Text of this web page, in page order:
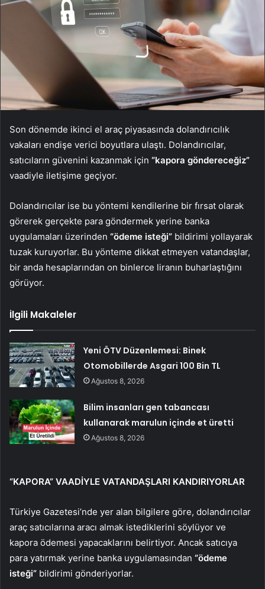
Son dönemde ikinci el araç piyasasında dolandırıcılık
vakaları endişe verici boyutlara ulaştı. Dolandırıcılar,
satıcıların güvenini kazanmak için “kapora göndereceğiz”
vaadiyle iletişime geçiyor.
Dolandırıcılar ise bu yöntemi kendilerine bir fırsat olarak
görerek gerçekte para göndermek yerine banka
uygulamaları üzerinden “ödeme isteği” bildirimi yollayarak
tuzak kuruyorlar. Bu yönteme dikkat etmeyen vatandaşlar,
bir anda hesaplarından on binlerce liranın buharlaştığını
görüyor.
İlgili Makaleler
Yeni ÖTV Düzenlemesi: Binek
Otomobillerde Asgari 100 Bin TL
Ağustos 8, 2026
Bilim insanları gen tabancası
kullanarak marulun içinde et üretti
Ağustos 8, 2026
“KAPORA” VAADİYLE VATANDAŞLARI KANDIRIYORLAR
Türkiye Gazetesi’nde yer alan bilgilere göre, dolandırıcılar
araç satıcılarına aracı almak istediklerini söylüyor ve
kapora ödemesi yapacaklarını belirtiyor. Ancak satıcıya
para yatırmak yerine banka uygulamasından “ödeme
isteği” bildirimi gönderiyorlar.